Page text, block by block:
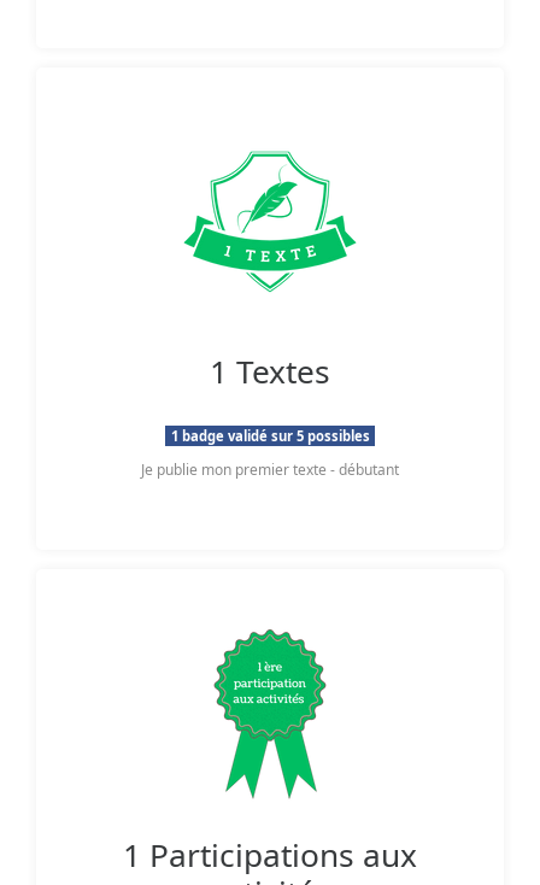
1 Textes
1 badge validé sur 5 possibles
Je publie mon premier texte - débutant
1 Participations aux